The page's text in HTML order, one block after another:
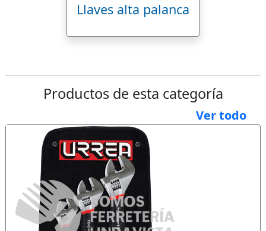
Llaves alta palanca
Productos de esta categoría
Ver todo